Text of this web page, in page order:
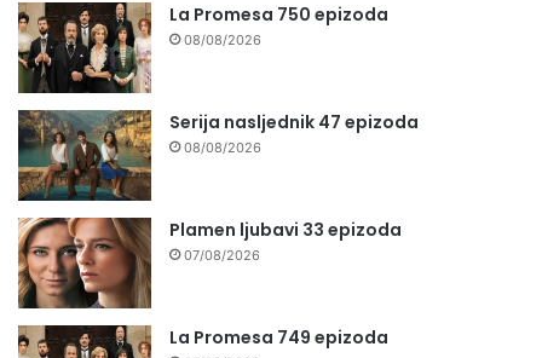
La Promesa 750 epizoda
08/08/2026
Serija nasljednik 47 epizoda
08/08/2026
Plamen ljubavi 33 epizoda
07/08/2026
La Promesa 749 epizoda